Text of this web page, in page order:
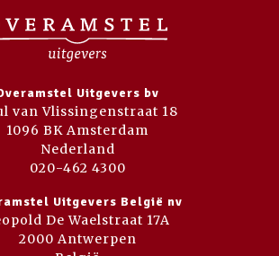
Uitgevers bv
van Vlissingenstraat 18
1096 BK Amsterdam
Nederland
020-462 4300
Uitgevers België nv
De Waelstraat 17A
2000 Antwerpen